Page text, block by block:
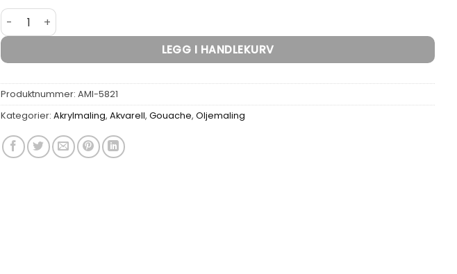
Lerretsplate MDF 3,2mm Universalpreparert antall
LEGG I HANDLEKURV
Produktnummer: AMI-5821
Kategorier: Akrylmaling, Akvarell, Gouache, Oljemaling